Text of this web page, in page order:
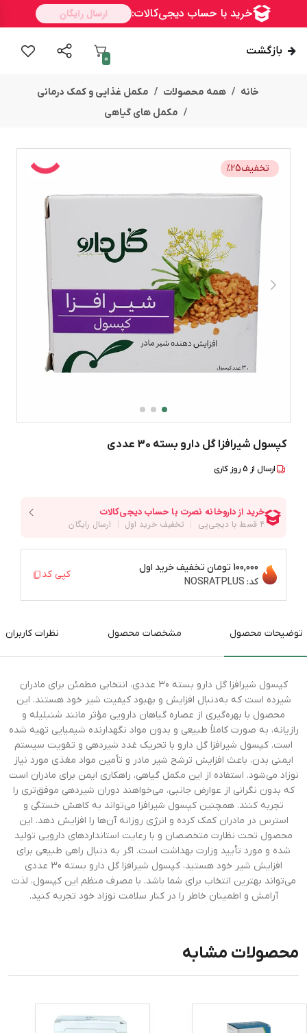
بازگشت
0
خانه همه محصولات
مکمل غذایی و کمک درمانی
مکمل های گیاهی
تخفیف %25
کپسول شیرافزا گل دارو بسته 30 عددی
ارسال از 5روز کاری
100,000 تومان
تخفیف خرید اول
کد: NOSRATPLUS
کپی کد
توضیحات محصول مشخصات محصول نظرات کاربران
کپسول شیرافزا گل دارو بسته 30 عددی، انتخابی مطمئن برای مادران
شیرده است که به‌دنبال افزایش و بهبود کیفیت شیر خود هستند. این
محصول با بهره‌گیری از عصاره گیاهان دارویی مؤثر مانند شنبلیله و
رازیانه، به صورت کاملاً طبیعی و بدون مواد نگهدارنده شیمیایی تهیه شده
است. کپسول شیرافزا گل دارو با تحریک غدد شیردهی و تقویت سیستم
ایمنی بدن، باعث افزایش ترشح شیر مادر و تأمین مواد مغذی مورد نیاز
نوزاد می‌شود. استفاده از این مکمل گیاهی، راهکاری ایمن برای مادران است
که بدون نگرانی از عوارض جانبی، می‌خواهند دوران شیردهی موفق‌تری را
تجربه کنند. همچنین کپسول شیرافزا می‌تواند به کاهش خستگی و
استرس در مادران کمک کرده و انرژی روزانه آن‌ها را افزایش دهد. این
محصول تحت نظارت متخصصان و با رعایت استانداردهای دارویی تولید
شده و مورد تأیید وزارت بهداشت است. اگر به دنبال راهی طبیعی برای
افزایش شیر خود هستید، کپسول شیرافزا گل دارو بسته 30 عددی
می‌تواند بهترین انتخاب برای شما باشد. با مصرف منظم این کپسول، لذت
آرامش و اطمینان خاطر را در کنار سلامت نوزاد خود تجربه کنید.
محصولات مشابه